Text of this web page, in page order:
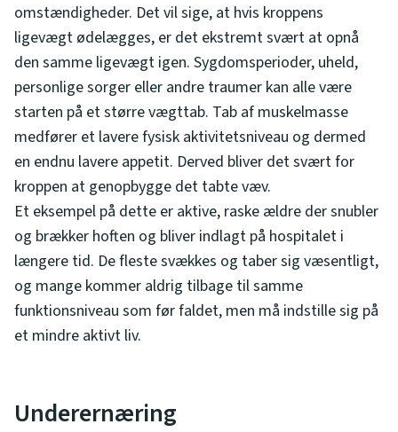
omstændigheder. Det vil sige, at hvis kroppens
ligevægt ødelægges, er det ekstremt svært at opnå
den samme ligevægt igen. Sygdomsperioder, uheld,
personlige sorger eller andre traumer kan alle være
starten på et større vægttab. Tab af muskelmasse
medfører et lavere fysisk aktivitetsniveau og dermed
en endnu lavere appetit. Derved bliver det svært for
kroppen at genopbygge det tabte væv.
Et eksempel på dette er aktive, raske ældre der snubler
og brækker hoften og bliver indlagt på hospitalet i
længere tid. De fleste svækkes og taber sig væsentligt,
og mange kommer aldrig tilbage til samme
funktionsniveau som før faldet, men må indstille sig på
et mindre aktivt liv.
Underernæring